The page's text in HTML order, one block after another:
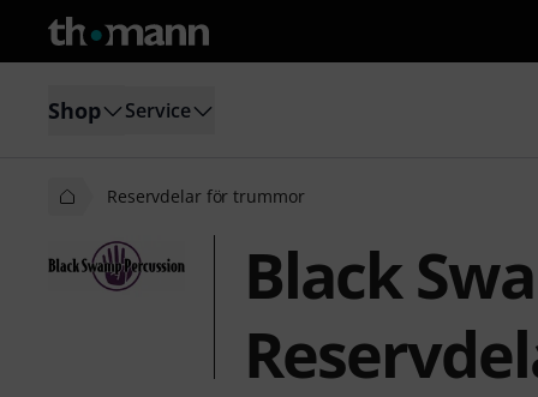
Shop Service
Reservdelar för trummor
Black